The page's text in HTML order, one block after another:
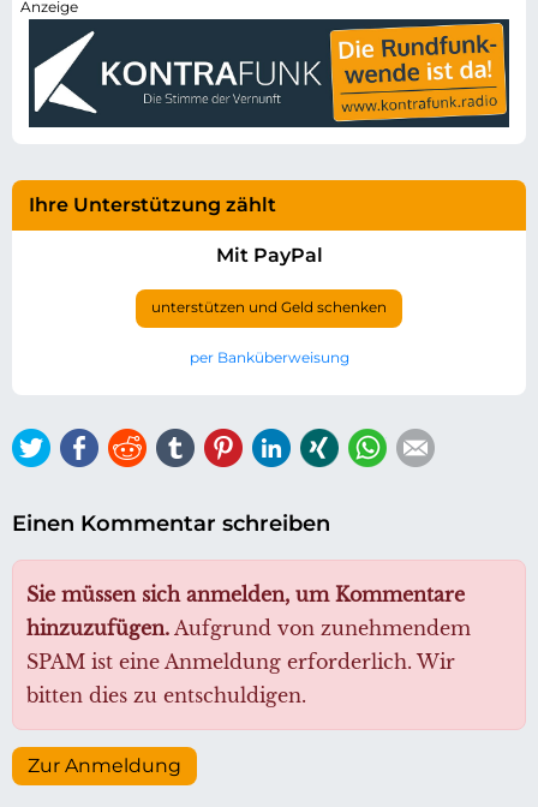
Ihre Unterstützung zählt
Mit PayPal
unterstützen und Geld schenken
per Banküberweisung
TwitterFacebook
ReddittumblrPinterestLinkedIn
Xing WhatsApp
Einen Kommentar schreiben
Sie müssen sich anmelden, um Kommentare
hinzuzufügen. Aufgrund von zunehmendem
SPAM ist eine Anmeldung erforderlich. Wir
bitten dies zu entschuldigen.
Zur Anmeldung